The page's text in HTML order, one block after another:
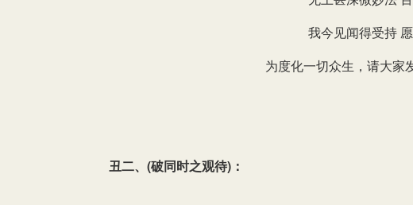
我今见闻得受持
为度化一切众生，请大家
丑二、(破同时之观待)：